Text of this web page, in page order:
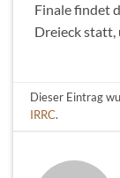
Finale findet
Dreieck statt,
Dieser Eintrag
IRRC.